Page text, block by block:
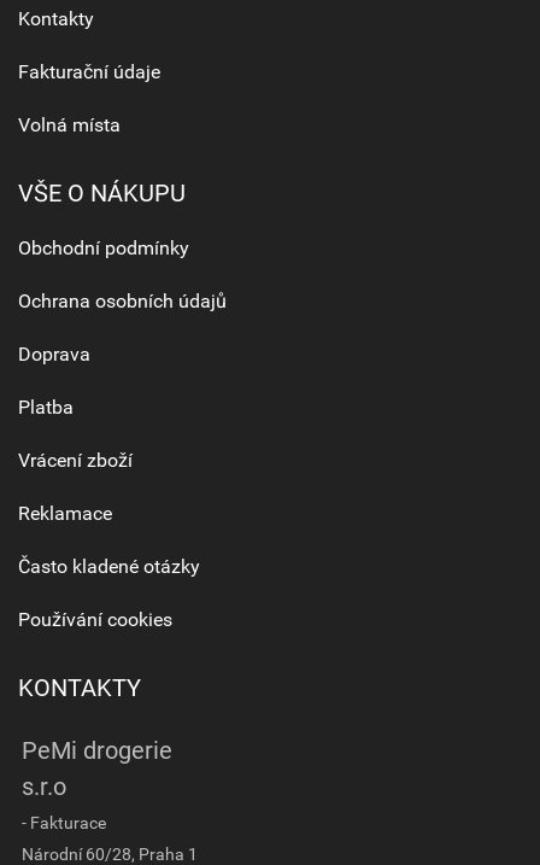
Kontakty
Fakturační údaje
Volná místa
VŠE O NÁKUPU
Obchodní podmínky
Ochrana osobních údajů
Doprava
Platba
Vrácení zboží
Reklamace
Často kladené otázky
Používání cookies
KONTAKTY
PeMi drogerie
s.r.o
- Fakturace
Národní 60/28, Praha 1